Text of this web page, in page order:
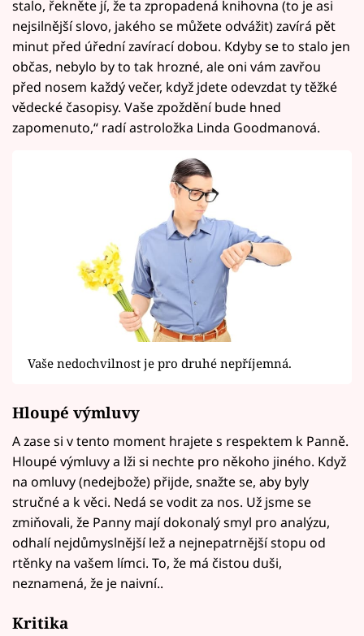
stalo, řekněte jí, že ta zpropadená knihovna (to je asi
nejsilnější slovo, jakého se můžete odvážit) zavírá pět
minut před úřední zavírací dobou. Kdyby se to stalo jen
občas, nebylo by to tak hrozné, ale oni vám zavřou
před nosem každý večer, když jdete odevzdat ty těžké
vědecké časopisy. Vaše zpoždění bude hned
zapomenuto,“ radí astroložka Linda Goodmanová.
Vaše nedochvilnost je pro druhé nepříjemná.
Hloupé výmluvy
A zase si v tento moment hrajete s respektem k Panně.
Hloupé výmluvy a lži si nechte pro někoho jiného. Když
na omluvy (nedejbože) přijde, snažte se, aby byly
stručné a k věci. Nedá se vodit za nos. Už jsme se
zmiňovali, že Panny mají dokonalý smyl pro analýzu,
odhalí nejdůmyslnější lež a nejnepatrnější stopu od
rtěnky na vašem límci. To, že má čistou duši,
neznamená, že je naivní..
Kritika